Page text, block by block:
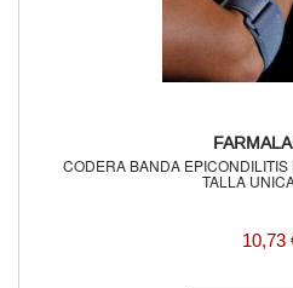
CODERA BANDA
TALLA
10,73